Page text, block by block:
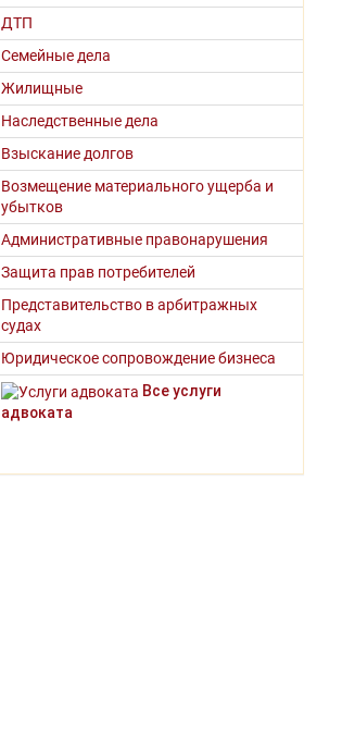
ДТП
Семейные дела
Жилищные
Наследственные дела
Взыскание долгов
Возмещение материального ущерба и
убытков
Административные правонарушения
Защита прав потребителей
Представительство в арбитражных
судах
Юридическое сопровождение бизнеса
Все услуги
адвоката